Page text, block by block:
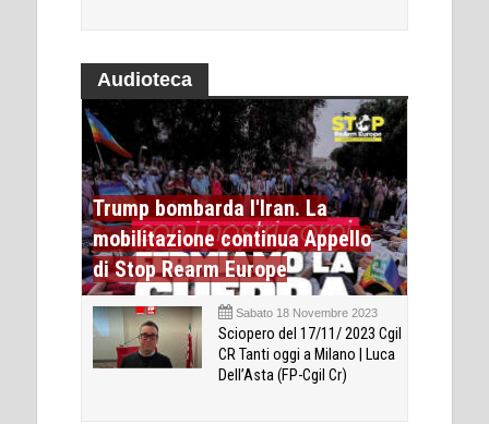
Audioteca
Trump bombarda l'Iran. La
mobilitazione continua Appello
di Stop Rearm Europe
Sabato 18 Novembre 2023
Sciopero del 17/11/ 2023 Cgil
CR Tanti oggi a Milano | Luca
Dell’Asta (FP-Cgil Cr)